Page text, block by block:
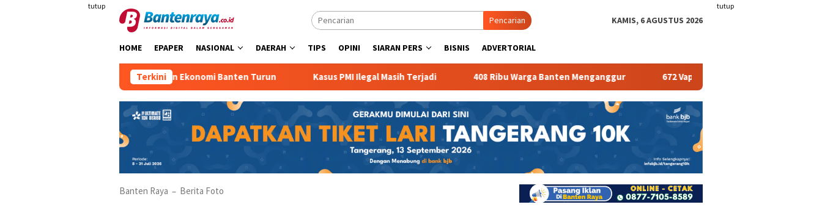
tutup tutup
Pencarian KAMIS, 6 AGUSTUS 2026
HOME EPAPER NASIONAL DAERAH TIPS OPINI SIARAN PERS BISNIS ADVERTORIAL
Terkini
Pertumbuhan Ekonomi Banten Turun Kasus PMI Ilegal Masih Terjadi 408 Ribu Warga Banten Menganggur 672 Vape Store Terancam Tutup
Banten Raya – Berita Foto